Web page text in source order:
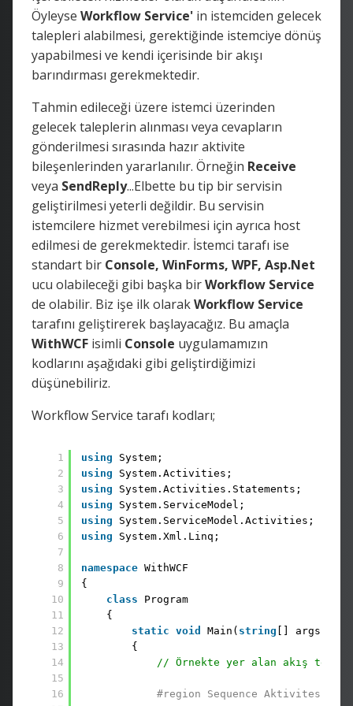
Öyleyse Workflow Service' in istemciden gelecek
talepleri alabilmesi, gerektiğinde istemciye dönüş
yapabilmesi ve kendi içerisinde bir akışı
barındırması gerekmektedir.
Tahmin edileceği üzere istemci üzerinden
gelecek taleplerin alınması veya cevapların
gönderilmesi sırasında hazır aktivite
bileşenlerinden yararlanılır. Örneğin Receive
veya SendReply...Elbette bu tip bir servisin
geliştirilmesi yeterli değildir. Bu servisin
istemcilere hizmet verebilmesi için ayrıca host
edilmesi de gerekmektedir. İstemci tarafı ise
standart bir Console, WinForms, WPF, Asp.Net
ucu olabileceği gibi başka birWorkflow Service
de olabilir. Biz işe ilk olarakWorkflow Service
tarafını geliştirerek başlayacağız. Bu amaçla
WithWCF isimli Console uygulamamızın
kodlarını aşağıdaki gibi geliştirdiğimizi
düşünebiliriz.
Workflow Service tarafı kodları;
1
2
3
4
5
6
7
8
9
10
11
12
13
14
15
16
using
System;
using
System.Activities;
using
System.Activities.Statements;
using
System.ServiceModel;
using
System.ServiceModel.Activities;
using
System.Xml.Linq;
namespace WithWCF
{
class
Program
{
static void Main( string [] args)
{
// Örnekte yer alan akış tek-
#region Sequence Aktivitesi